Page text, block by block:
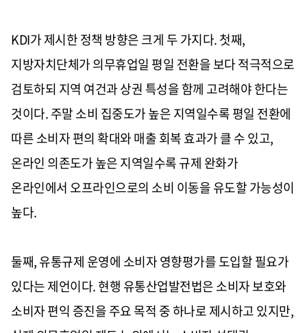
KDI가 제시한 정책 방향은 크게 두 가지다. 첫째,
지방자치단체가 의무휴업일 평일 전환을 보다 적극적으로
검토하되 지역 여건과 상권 특성을 함께 고려해야 한다는
것이다. 주말 소비 집중도가 높은 지역일수록 평일 전환에
따른 소비자 편의 확대와 매출 회복 효과가 클 수 있고,
온라인 의존도가 높은 지역일수록 규제 완화가
온라인에서 오프라인으로의 소비 이동을 유도할 가능성이
높다.
둘째, 유통규제 운영에 소비자 영향평가를 도입할 필요가
있다는 제언이다. 현행 유통산업발전법은 소비자 보호와
소비자 편익 증진을 주요 목적 중 하나로 제시하고 있지만,